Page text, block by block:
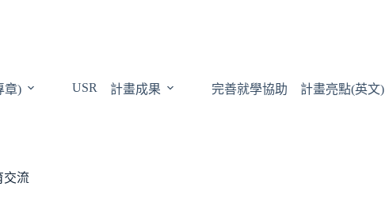
章) USR 計畫成果 完善就學協助 計畫亮點(英文)
交流